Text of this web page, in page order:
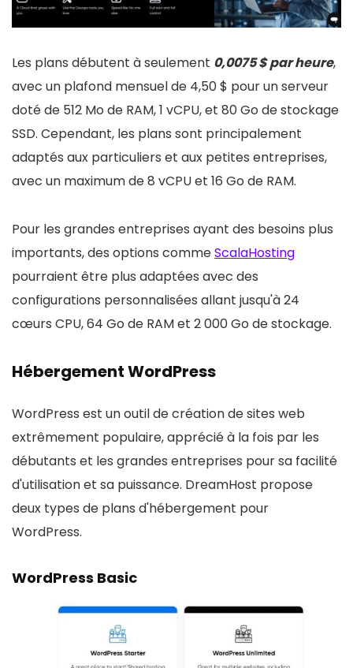
Les plans débutent à seulement 0,0075 $ par heure,
avec un plafond mensuel de 4,50 $ pour un serveur
doté de 512 Mo de RAM, 1 vCPU, et 80 Go de stockage
SSD. Cependant, les plans sont principalement
adaptés aux particuliers et aux petites entreprises,
avec un maximum de 8 vCPU et 16 Go de RAM.
Pour les grandes entreprises ayant des besoins plus
importants, des options commeScalaHosting
pourraient être plus adaptées avec des
configurations personnalisées allant jusqu'à 24
cœurs CPU, 64 Go de RAM et 2 000 Go de stockage.
Hébergement WordPress
WordPress est un outil de création de sites web
extrêmement populaire, apprécié à la fois par les
débutants et les grandes entreprises pour sa facilité
d'utilisation et sa puissance. DreamHost propose
deux types de plans d'hébergement pour
WordPress.
WordPress Basic